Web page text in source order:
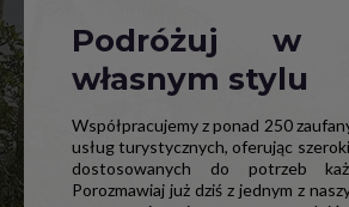
Podróżuj w
własnym stylu
Współpracujemy z ponad 250
usług turystycznych, oferując
dostosowanych do potrzeb
Porozmawiaj już dziś z jednym z